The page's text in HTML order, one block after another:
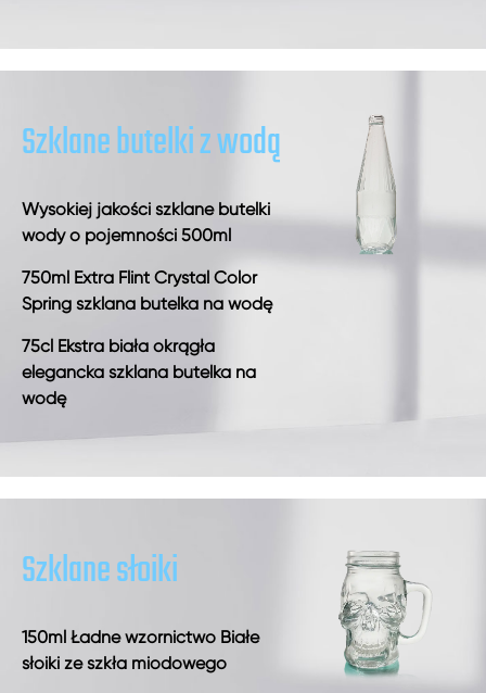
Szklane butelki z wodą
Wysokiej jakości szklane butelki
wody o pojemności 500ml
750ml Extra Flint Crystal Color
Spring szklana butelka na wodę
75cl Ekstra biała okrągła
elegancka szklana butelka na
wodę
Szklane słoiki
150ml Ładne wzornictwo Białe
słoiki ze szkła miodowego